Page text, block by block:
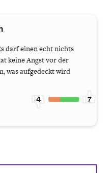
darf einen echt nichts
keine Angst vor der
was aufgedeckt wird
4 7